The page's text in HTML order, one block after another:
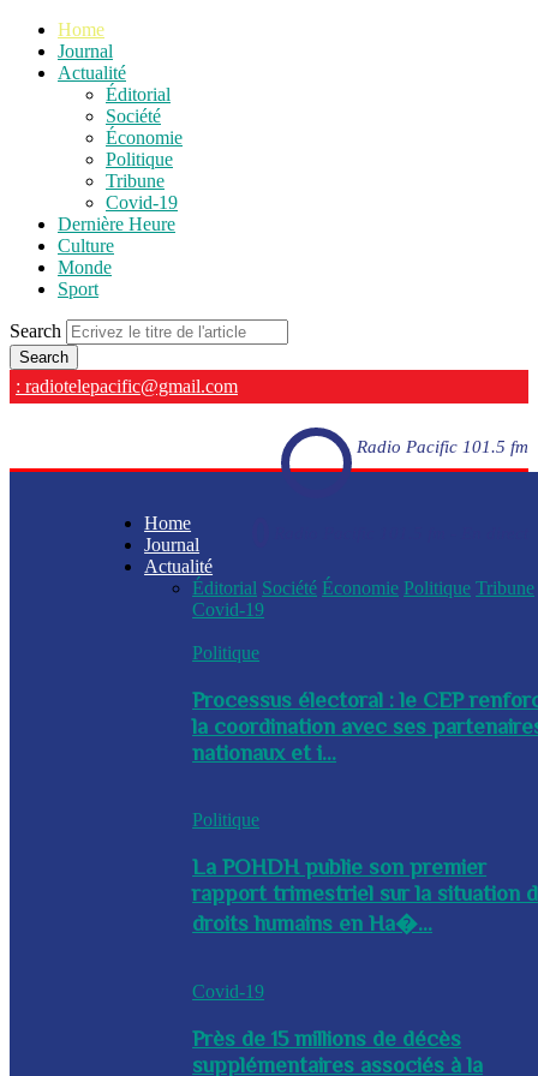
Home
Journal
Actualité
Éditorial
Société
Économie
Politique
Tribune
Covid-19
Dernière Heure
Culture
Monde
Sport
Search
: radiotelepacific@gmail.com
Radio Pacific 101.5 fm
Home
Journal
Actualité
Éditorial Société Économie Politique Tribune
Covid-19
Politique
Processus électoral : le CEP
la coordination avec ses
nationaux et i...
Politique
La POHDH publie son premier
rapport trimestriel sur la situation
droits humains en Ha�...
Covid-19
Près de 15 millions de décès
supplémentaires associés à la